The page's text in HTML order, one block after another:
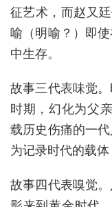
征艺术，而赵又
喻（明喻？）即
中生存。
故事三代表味觉
时期，幻化为父
载历史伤痛的一
为记录时代的载体
故事四代表嗅觉